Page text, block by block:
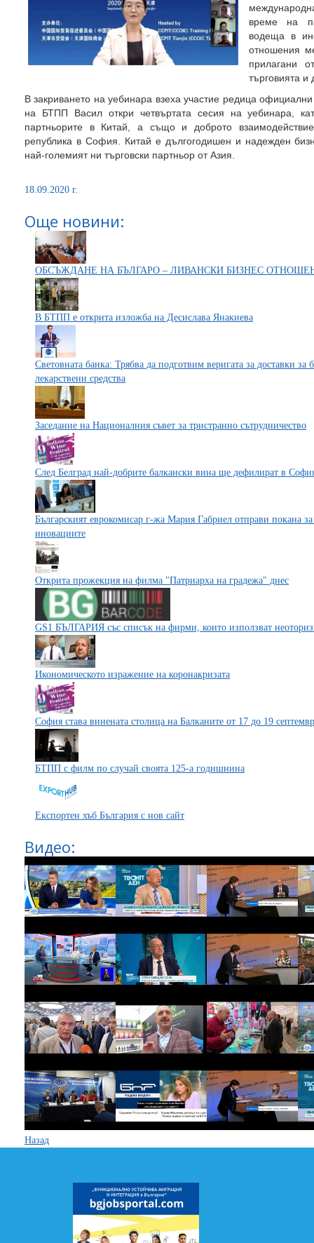
време на
водеща в
отношения
прилагани
търговията и
В закриването на уебинара взеха участие редица
на БТПП Васил откри четвъртата сесия на уебинара,
партньорите в Китай, а също и доброто
република в София. Китай е дългогодишен и надежден
най-големият ни търговски партньор от Азия.
18.09.2020 г.
Още новини:
ОБСЪЖДАНЕ НА БЪЛГАРО – ЛИВАНСКИ БИЗНЕС
В БТПП е открита изложба на Десислава Янакиева
Световната банка: Трябва да подготвим веригата за доставки
лекарствени средства
Заседание на Националния съвет за тристранно сътрудничество
След Белград най-добрите балкански вина ще дефилират в
Българският еврокомисар г-жа Мария Габриел отправи покана
иновациите
Открита прожекция на филма "Патриарха на градежа" днес
GS1 БЪЛГАРИЯ със списък на фирми, които използват
Икономическото изражение на коронакризата
София става винената столица на Балканите от 17 до 19
БТПП с филм по случай своята 125-а годишнина
Експортен хъб България с нов сайт
Видео:
Назад